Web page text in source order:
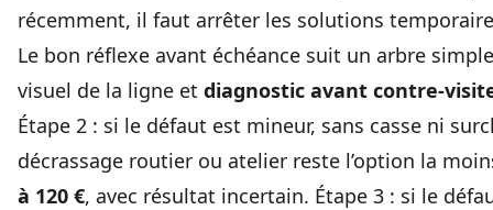
récemment, il faut arrêter les solutions
Le bon réflexe avant échéance suit un arbre
visuel de la ligne et diagnostic avant contre-
Étape 2 : si le défaut est mineur, sans casse ni
décrassage routier ou atelier reste l’option la
à 120 €, avec résultat incertain. Étape 3 : si le